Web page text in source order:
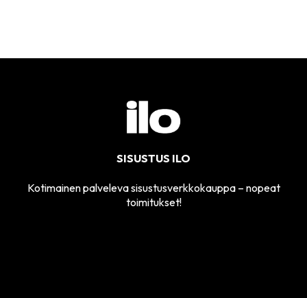
SISUSTUS ILO
Kotimainen palveleva sisustusverkkokauppa – nopeat
toimitukset!